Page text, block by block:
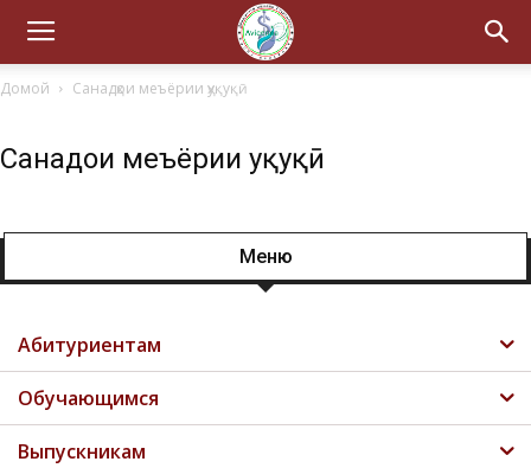
Домой Санадҳои меъёрии ҳуқуқӣ
Санадҳои меъёрии ҳуқуқӣ
Меню
Абитуриентам
Обучающимся
Выпускникам